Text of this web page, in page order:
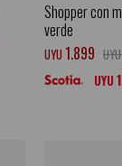
Shopper con
verde
UYU 1.899 UYU
UYU